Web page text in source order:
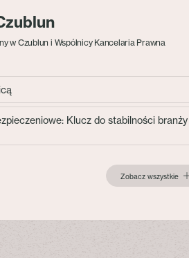
w Czublun i Wspólnicy Kancelaria Prawna
Klucz do stabilności branży
Zobacz wszystkie